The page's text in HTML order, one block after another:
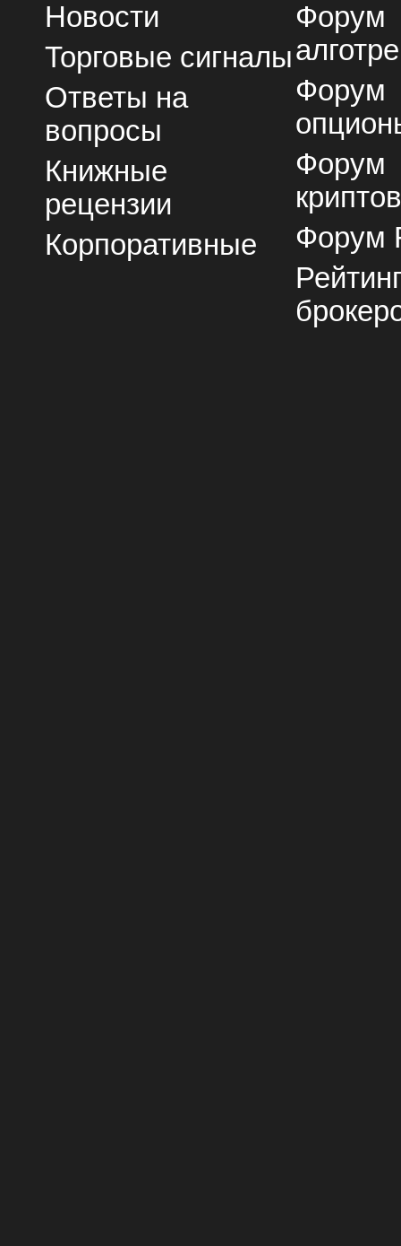
Новости
Торговые сигналы
Ответы на
вопросы
Книжные
рецензии
Корпоративные
Форум
Форум
Форум
Форум